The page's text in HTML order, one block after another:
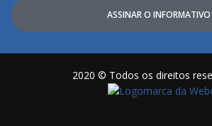
ASSINAR O INFORMATIVO
2020 © Todos os direitos